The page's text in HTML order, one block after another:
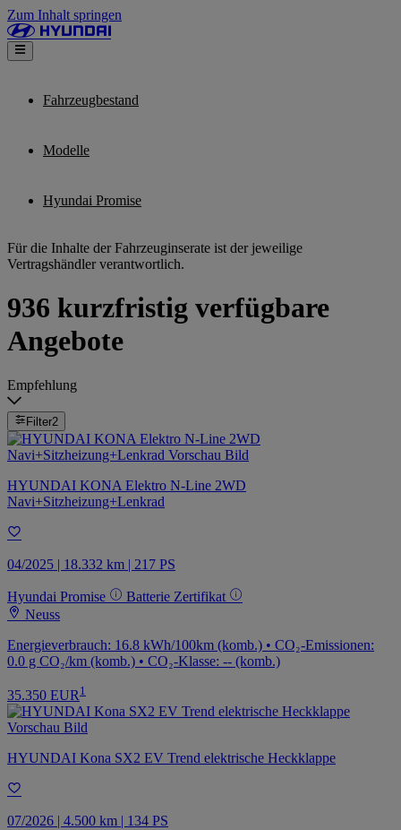
Zum Inhalt springen
Fahrzeugbestand
Modelle
Hyundai Promise
Für die Inhalte der Fahrzeuginserate ist der jeweilige
Vertragshändler verantwortlich.
936 kurzfristig verfügbare
Angebote
Empfehlung
Filter2
HYUNDAI KONA Elektro N-Line 2WD
Navi+Sitzheizung+Lenkrad
04/2025 | 18.332 km | 217 PS
Hyundai Promise
Batterie Zertifikat
Neuss
Energieverbrauch: 16.8 kWh/100km (komb.) • CO₂-Emissionen:
0.0 g CO₂/km (komb.) • CO₂-Klasse: -- (komb.)
35.350 EUR 1
HYUNDAI Kona SX2 EV Trend elektrische Heckklappe
07/2026 | 4.500 km | 134 PS